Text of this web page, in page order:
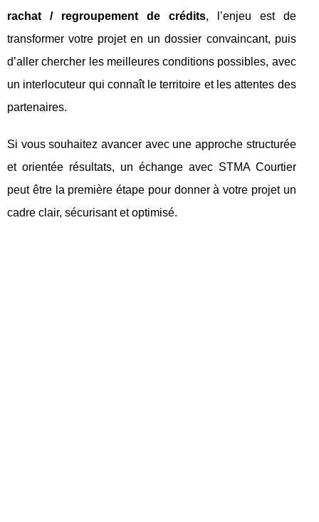
rachat / regroupement de crédits, l’enjeu est de
transformer votre projet en un dossier convaincant, puis
d’aller chercher les meilleures conditions possibles, avec
un interlocuteur qui connaît le territoire et les attentes des
partenaires.
Si vous souhaitez avancer avec une approche structurée
et orientée résultats, un échange avec STMA Courtier
peut être la première étape pour donner à votre projet un
cadre clair, sécurisant et optimisé.